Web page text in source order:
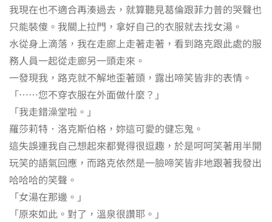
我現在也不適合再湊過去，就算聽見葛倫跟菲力普的哭聲也
只能裝傻。我關上拉門，拿好自己的衣服就去找女湯。
水從身上滴落，我在走廊上走著走著，看到路克跟此處的服
務人員一起從走廊另一頭走來。
一發現我，路克就不解地歪著頭，露出啼笑皆非的表情。
「……您不穿衣服在外面做什麼？」
「我走錯澡堂啦。」
羅莎莉特．洛克斯伯格，妳這可愛的健忘鬼。
這失誤連我自己想起來都覺得很逗趣，於是呵呵笑著用半開
玩笑的語氣回應，而路克依然是一臉啼笑皆非地跟著我發出
哈哈哈的笑聲。
「女湯在那邊。」
「原來如此。對了，溫泉很讚耶。」